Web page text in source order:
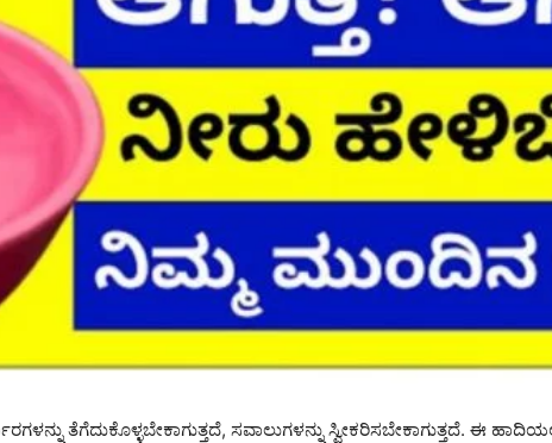
ತೆಗೆದುಕೊಳ್ಳಬೇಕಾಗುತ್ತದೆ, ಸವಾಲುಗಳನ್ನು ಸ್ವೀಕರಿಸಬೇಕಾಗುತ್ತದೆ. ಈ